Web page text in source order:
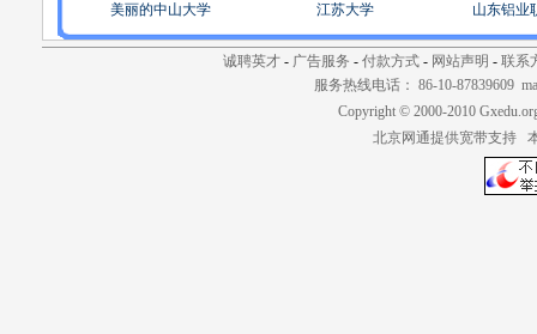
美丽的中山大学 江苏大学 山东铝业
诚聘英才- 广告服务 - 付款方式- 网站声明 - 联系
服务热线电话： 86-10-87839609
Copyright © 2000-2010
北京网通提供宽带支持